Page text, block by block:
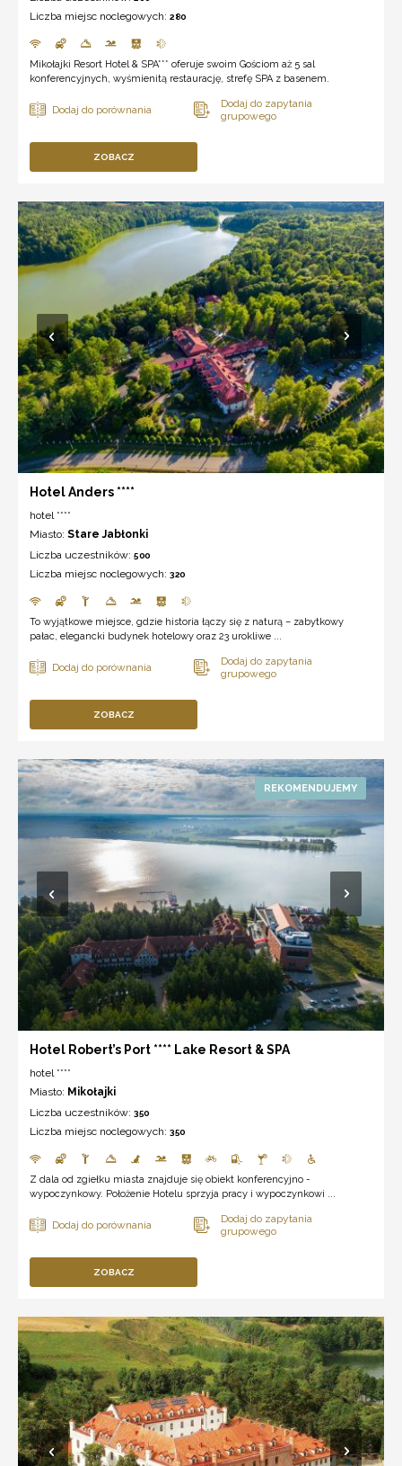
Liczba miejsc noclegowych: 280
Mikołajki Resort Hotel & SPA*** oferuje swoim Gościom aż 5 sal
konferencyjnych, wyśmienitą restaurację, strefę SPA z basenem.
ZOBACZ
Hotel Anders ****
hotel ****
Miasto: Stare Jabłonki
Liczba uczestników: 500
Liczba miejsc noclegowych: 320
To wyjątkowe miejsce, gdzie historia łączy się z naturą – zabytkowy
pałac, elegancki budynek hotelowy oraz 23 urokliwe ...
ZOBACZ
Hotel Robert’s Port **** Lake Resort & SPA
hotel ****
Miasto: Mikołajki
Liczba uczestników: 350
Liczba miejsc noclegowych: 350
Z dala od zgiełku miasta znajduje się obiekt konferencyjno -
wypoczynkowy. Położenie Hotelu sprzyja pracy i wypoczynkowi ...
ZOBACZ